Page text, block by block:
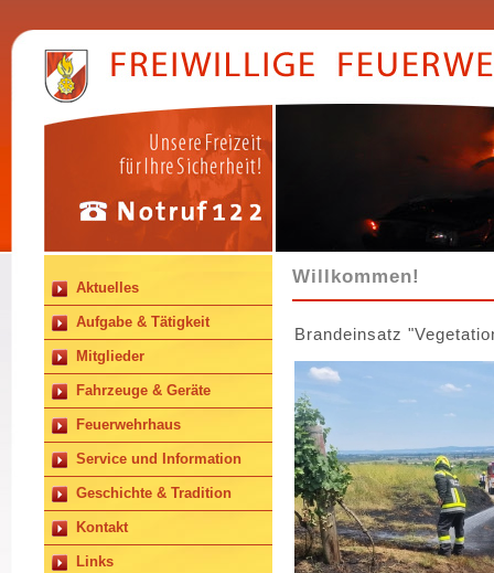
Aktuelles
Aufgabe & Tätigkeit
Mitglieder
Fahrzeuge & Geräte
Feuerwehrhaus
Service und Information
Geschichte & Tradition
Kontakt
Links
Willkommen!
Brandeinsatz